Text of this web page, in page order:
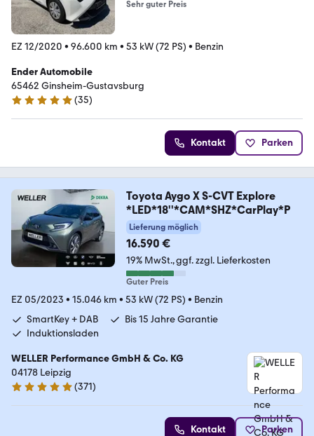
Sehr guter Preis
EZ 12/2020 • 96.600 km • 53 kW (72 PS) • Benzin
Ender Automobile
65462 ­­­Ginsheim-Gustavsburg
5 Sterne
(35)
Kontakt Parken
Toyota Aygo X S-CVT Explore
*LED*18''*CAM*SHZ*CarPlay*P
Lieferung möglich
16.590 €
19% MwSt. ggf. zzgl. Lieferkosten
Guter Preis
EZ 05/2023 • 15.046 km • 53 kW (72 PS) • Benzin
SmartKey + DAB
Bis 15 Jahre Garantie
Induktionsladen
WELLER Performance GmbH & Co. KG
04178 Leipzig
4.8 Sterne
(371)
Kontakt Parken